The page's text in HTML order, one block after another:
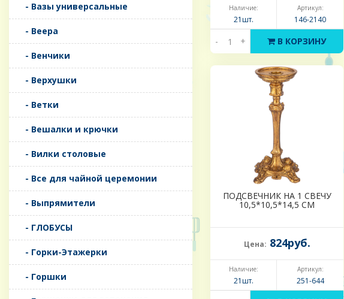
- Вазы универсальные
- Веера
- Венчики
- Верхушки
- Ветки
- Вешалки и крючки
- Вилки столовые
- Все для чайной церемонии
- Выпрямители
- ГЛОБУСЫ
- Горки-Этажерки
- Горшки
Наличие:
21шт.
Артикул:
146-2140
- + В КОРЗИНУ
ПОДСВЕЧНИК НА 1 СВЕЧУ
10,5*10,5*14,5 СМ
Цена: 824руб.
Наличие:
21шт.
Артикул:
251-644